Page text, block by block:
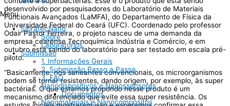
Menu
SibratecNano
Sobre
Laboratórios
Submissão
1. Informações Gerais
2. Submissão Passo a Passo
3. FAQ
Nanodispositivos e Nanossensores
Documentos
Nanomateriais e Nanocompósitos
desenvolvido por pesquisadores do Laboratório de Materiais
Funcionais Avançados (LaMFA), do Departamento de Física da
Universidade Federal do Ceará (UFC). Coordenado pelo professor
Odair Pastor Ferreira, o projeto nasceu de uma demanda da
empresa cearense Tecnoquímica Indústria e Comércio, e em
outubro está saindo do laboratório para ser testado em escala pré-
piloto.
“Basicamente, nos saneantes convencionais, os microorganismos
podem se tornar resistentes, dando origem, por exemplo, às super
bactérias. O que estamos propondo nesse produto é um
mecanismo diferenciado que evite essa super resistência. Os